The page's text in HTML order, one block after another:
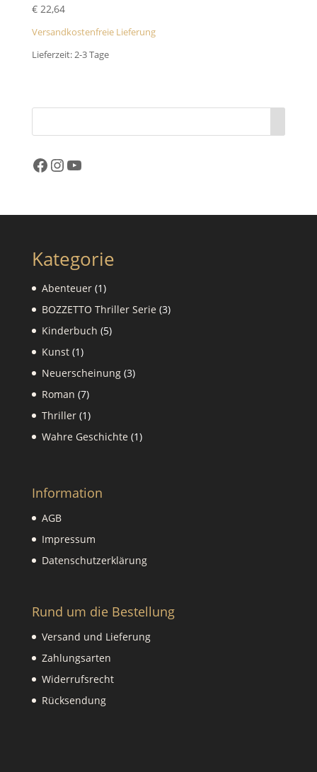
€22,64
Versandkostenfreie Lieferung
Lieferzeit:2-3 Tage
Facebook
Instagram
YouTube
Kategorie
Abenteuer 11
Produkt
BOZZETTO Thriller Serie 33
Kinderbuch 55
Kunst 11
Produkt
Neuerscheinung 33
Roman 77
Produkte
Thriller 11
Produkt
Wahre Geschichte 11
Information
AGB
Impressum
Datenschutzerklärung
Rund um die Bestellung
Versand und Lieferung
Zahlungsarten
Widerrufsrecht
Rücksendung